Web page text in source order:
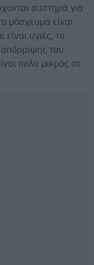
αυστηρά για
μόσχευμα είναι
υγιές, το
του
πολύ μικρός σε